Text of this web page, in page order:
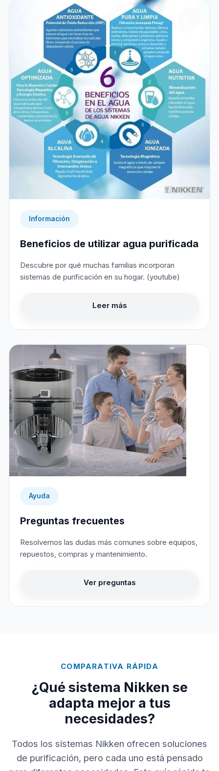
Información
Beneficios de utilizar agua purificada
Descubre por qué muchas familias incorporan
sistemas de purificación en su hogar. (youtube)
Leer más
Ayuda
Preguntas frecuentes
Resolvemos las dudas más comunes sobre equipos,
repuestos, compras y mantenimiento.
Ver preguntas
COMPARATIVA RÁPIDA
¿Qué sistema Nikken se
adapta mejor a tus
necesidades?
Todos los sistemas Nikken ofrecen soluciones
de purificación, pero cada uno está pensado